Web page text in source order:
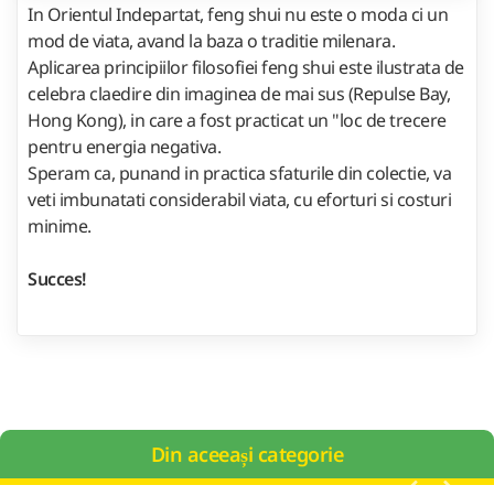
In Orientul Indepartat, feng shui nu este o moda ci un
mod de viata, avand la baza o traditie milenara.
Aplicarea principiilor filosofiei feng shui este ilustrata de
celebra claedire din imaginea de mai sus (Repulse Bay,
Hong Kong), in care a fost practicat un "loc de trecere
pentru energia negativa.
Speram ca, punand in practica sfaturile din colectie, va
veti imbunatati considerabil viata, cu eforturi si costuri
minime.
Succes!